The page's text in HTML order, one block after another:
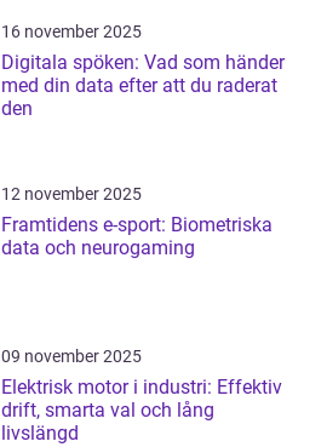
16 november 2025
Digitala spöken: Vad som händer
med din data efter att du raderat
den
12 november 2025
Framtidens e-sport: Biometriska
data och neurogaming
09 november 2025
Elektrisk motor i industri: Effektiv
drift, smarta val och lång
livslängd